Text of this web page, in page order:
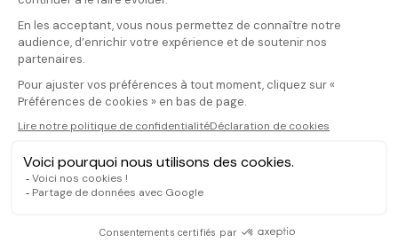
Votre note
Votre commentaire
Il faut vous connecter pour
publier un avis
CONNEXION